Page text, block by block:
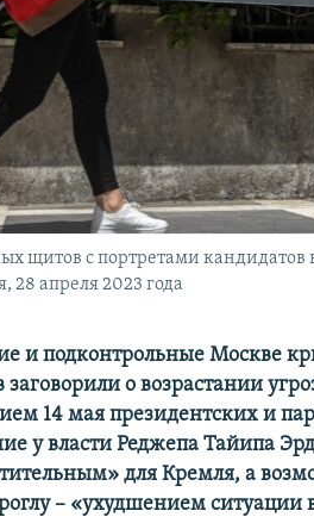
щитов с портретами кандидатов
апреля 2023 года
и подконтрольные Москве
заговорили о возрастании
14 мая президентских и
у власти Реджепа Тайипа
для Кремля, а
– «ухудшением ситуации в